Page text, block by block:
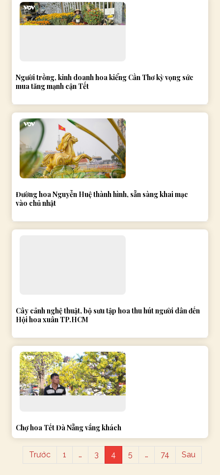
Người trồng, kinh doanh hoa kiểng Cần Thơ kỳ vọng sức
mua tăng mạnh cận Tết
Đường hoa Nguyễn Huệ thành hình, sẵn sàng khai mạc
vào chủ nhật
Cây cảnh nghệ thuật, bộ sưu tập hoa thu hút người dân đến
Hội hoa xuân TP.HCM
Chợ hoa Tết Đà Nẵng vắng khách
Trước 1 … 3 4 5 … 74 Sau